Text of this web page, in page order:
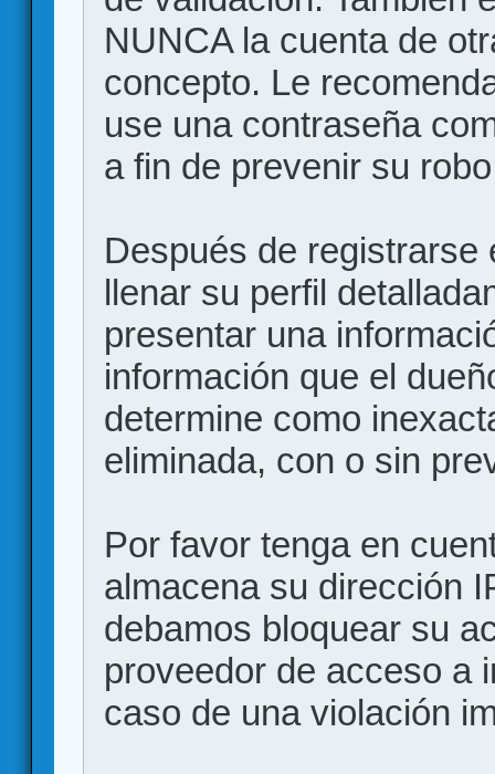
NUNCA la cuenta de
concepto. Le
use una contraseña
a fin de prevenir su
Después de registrarse
llenar su perfil
presentar una
información que el
determine como
eliminada, con o sin
Por favor tenga en
almacena su dirección
debamos bloquear su
proveedor de acceso a
caso de una violación